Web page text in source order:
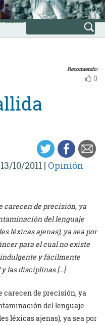
Recomiendo:
0
13/10/2011 | Opinión
carecen de precisión, ya
del lenguaje
léxicas ajenas), ya sea por
para el cual no existe
y fácilmente
las disciplinas […]
carecen de precisión, ya
del lenguaje
léxicas ajenas), ya sea por